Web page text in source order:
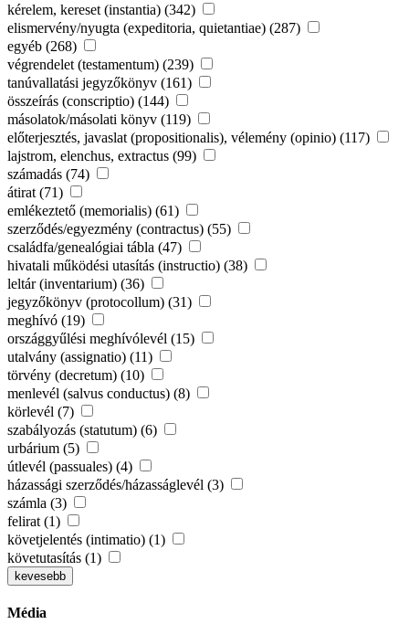
kérelem, kereset (instantia) (342)
elismervény/nyugta (expeditoria, quietantiae) (287)
egyéb (268)
végrendelet (testamentum) (239)
tanúvallatási jegyzőkönyv (161)
összeírás (conscriptio) (144)
másolatok/másolati könyv (119)
előterjesztés, javaslat (propositionalis), vélemény (opinio) (117)
lajstrom, elenchus, extractus (99)
számadás (74)
átirat (71)
emlékeztető (memorialis) (61)
szerződés/egyezmény (contractus) (55)
családfa/genealógiai tábla (47)
hivatali működési utasítás (instructio) (38)
leltár (inventarium) (36)
jegyzőkönyv (protocollum) (31)
meghívó (19)
országgyűlési meghívólevél (15)
utalvány (assignatio) (11)
törvény (decretum) (10)
menlevél (salvus conductus) (8)
körlevél (7)
szabályozás (statutum) (6)
urbárium (5)
útlevél (passuales) (4)
házassági szerződés/házasságlevél (3)
számla (3)
felirat (1)
követjelentés (intimatio) (1)
követutasítás (1)
kevesebb
Média